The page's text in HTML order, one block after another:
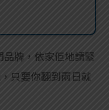
品牌，依家佢地請緊
只要你翻到兩日就